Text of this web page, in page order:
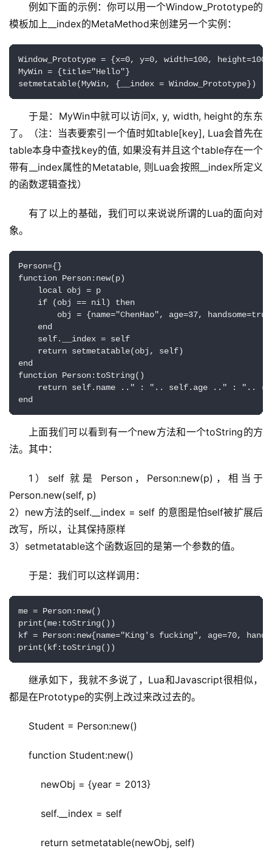
例如下面的示例：你可以用一个Window_Prototype的
模板加上__index的MetaMethod来创建另一个实例：
Window_Prototype = {x=0, y=0, width=100, height=100}
MyWin = {title="Hello"}
setmetatable(MyWin, {__index = Window_Prototype})
于是：MyWin中就可以访问x, y, width, height的东东
了。（注：当表要索引一个值时如table[key], Lua会首先在
table本身中查找key的值, 如果没有并且这个table存在一个
带有__index属性的Metatable, 则Lua会按照__index所定义
的函数逻辑查找）
有了以上的基础，我们可以来说说所谓的Lua的面向对
象。
Person={}
function Person:new(p)
local obj = p
if (obj == nil) then
obj = {name="ChenHao", age=37,
end
self.__index = self
return setmetatable(obj, self)
end
function Person:toString()
return self.name .." : ".. self.age .." : "..
end
上面我们可以看到有一个new方法和一个toString的方
法。其中：
1）self 就是 Person，Person:new(p)，相当于
Person.new(self, p)
2）new方法的self.__index = self 的意图是怕self被扩展后
改写，所以，让其保持原样
3）setmetatable这个函数返回的是第一个参数的值。
于是：我们可以这样调用：
me = Person:new()
print(me:toString())
kf = Person:new{name="King's fucking", age=70,
print(kf:toString())
继承如下，我就不多说了，Lua和Javascript很相似，
都是在Prototype的实例上改过来改过去的。
Student = Person:new()
function Student:new()
newObj = {year = 2013}
self.__index = self
return setmetatable(newObj, self)